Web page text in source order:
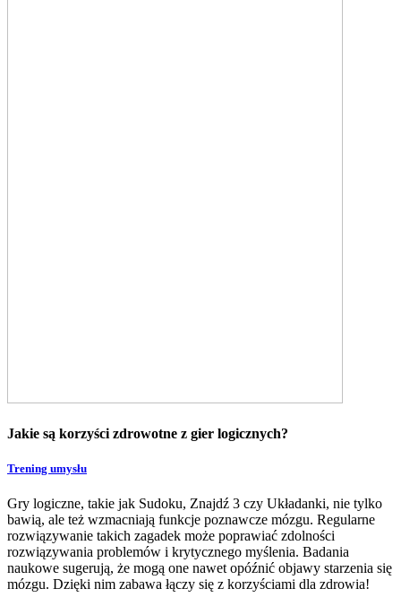
Jakie są korzyści zdrowotne z gier logicznych?
Trening umysłu
Gry logiczne, takie jak Sudoku, Znajdź 3 czy Układanki, nie tylko
bawią, ale też wzmacniają funkcje poznawcze mózgu. Regularne
rozwiązywanie takich zagadek może poprawiać zdolności
rozwiązywania problemów i krytycznego myślenia. Badania
naukowe sugerują, że mogą one nawet opóźnić objawy starzenia się
mózgu. Dzięki nim zabawa łączy się z korzyściami dla zdrowia!